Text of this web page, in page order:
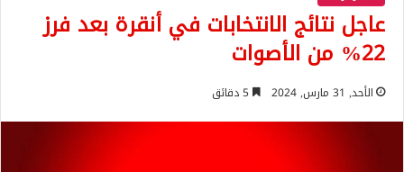
عاجل نتائج الانتخابات في أنقرة بعد فرز
22% من الأصوات
الأحد, 31 مارس, 2024